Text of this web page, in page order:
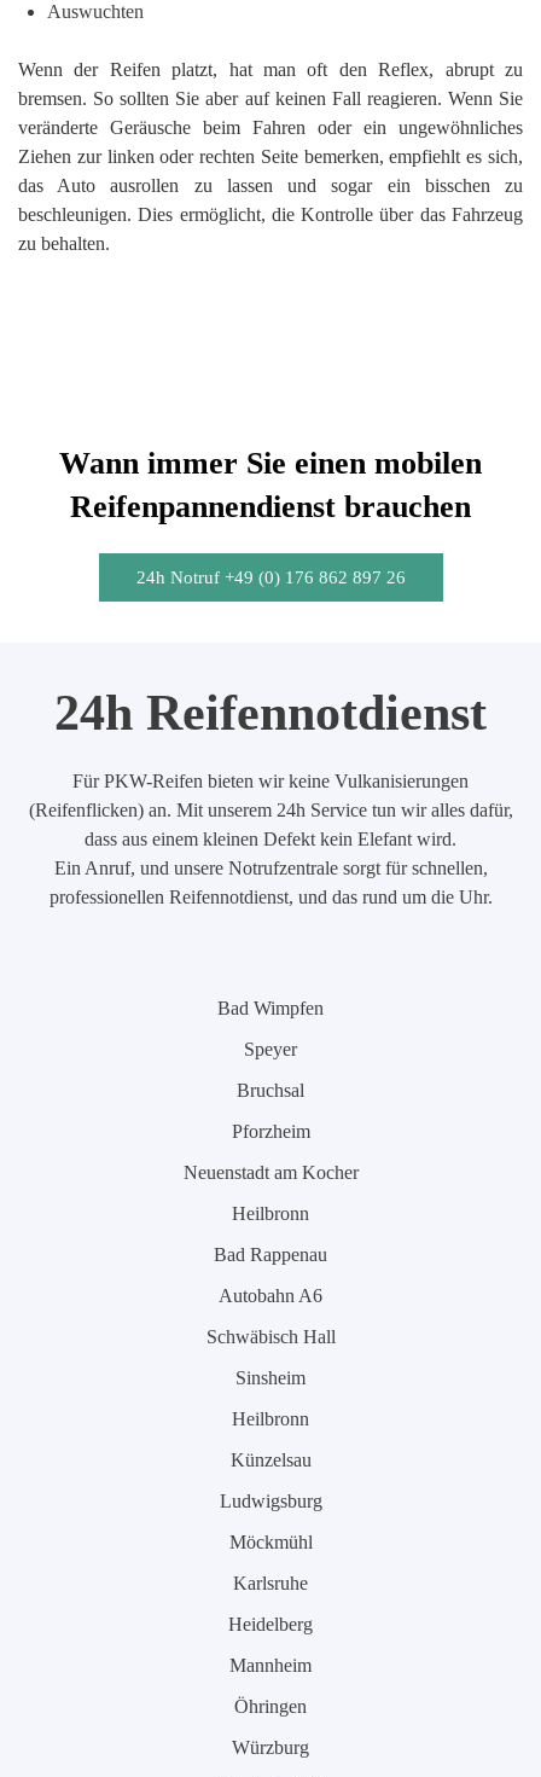
Auswuchten
Wenn der Reifen platzt, hat man oft den Reflex, abrupt zu
bremsen. So sollten Sie aber auf keinen Fall reagieren. Wenn Sie
veränderte Geräusche beim Fahren oder ein ungewöhnliches
Ziehen zur linken oder rechten Seite bemerken, empfiehlt es sich,
das Auto ausrollen zu lassen und sogar ein bisschen zu
beschleunigen. Dies ermöglicht, die Kontrolle über das Fahrzeug
zu behalten.
Wann immer Sie einen mobilen
Reifenpannendienst brauchen
24h Notruf +49 (0) 176 862 897 26
24h Reifennotdienst
Für PKW-Reifen bieten wir keine Vulkanisierungen
(Reifenflicken) an. Mit unserem 24h Service tun wir alles dafür,
dass aus einem kleinen Defekt kein Elefant wird.
Ein Anruf, und unsere Notrufzentrale sorgt für schnellen,
professionellen Reifennotdienst, und das rund um die Uhr.
Bad Wimpfen
Speyer
Bruchsal
Pforzheim
Neuenstadt am Kocher
Heilbronn
Bad Rappenau
Autobahn A6
Schwäbisch Hall
Sinsheim
Heilbronn
Künzelsau
Ludwigsburg
Möckmühl
Karlsruhe
Heidelberg
Mannheim
Öhringen
Würzburg